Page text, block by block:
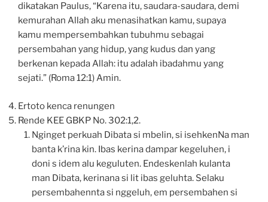
dikatakan Paulus, “Karena itu, saudara-saudara, demi
kemurahan Allah aku menasihatkan kamu, supaya
kamu mempersembahkan tubuhmu sebagai
persembahan yang hidup, yang kudus dan yang
berkenan kepada Allah: itu adalah ibadahmu yang
sejati.” (Roma 12:1) Amin.
Ertoto kenca renungen
Rende KEE GBKP No. 302:1,2.
Nginget perkuah Dibata si mbelin, si isehkenNa man
banta k’rina kin. Ibas kerina dampar kegeluhen, i
doni s idem alu keguluten. Endeskenlah kulanta
man Dibata, kerinana si lit ibas geluhta. Selaku
persembahennta si nggeluh, em persembahen si